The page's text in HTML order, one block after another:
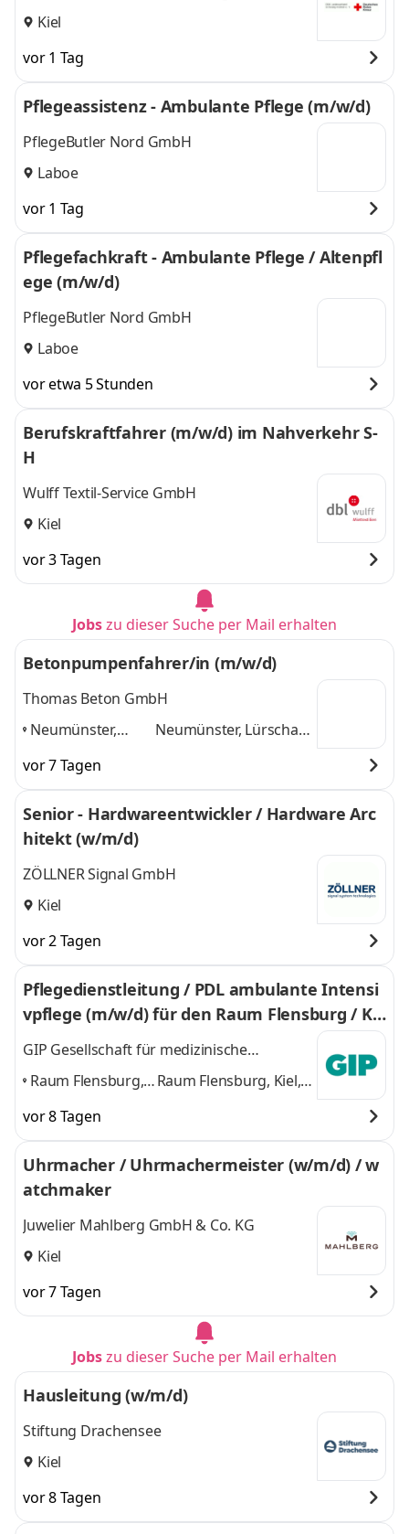
Kiel
vor 1 Tag
Pflegeassistenz - Ambulante Pflege (m/w/d)
PflegeButler Nord GmbH
Laboe
vor 1 Tag
Pflegefachkraft - Ambulante Pflege / Altenpfl
ege (m/w/d)
PflegeButler Nord GmbH
Laboe
vor etwa 5 Stunden
Berufskraftfahrer (m/w/d) im Nahverkehr S-
H
Wulff Textil-Service GmbH
Kiel
vor 3 Tagen
Jobszu dieser Suche per Mail erhalten
Betonpumpenfahrer/in (m/w/d)
Thomas Beton GmbH
Neumünster,
Buxtehude,
Nordholz,
Neumünster, Lürschau,
weitere
vor 7 Tagen
Senior - Hardwareentwickler / Hardware Arc
hitekt (w/m/d)
ZÖLLNER Signal GmbH
Kiel
vor 2 Tagen
Pflegedienstleitung / PDL ambulante Intensi
vpflege (m/w/d) für den Raum Flensburg / Kie
l / Neumünster/ Schleswig-Holstein
GIP Gesellschaft für medizinische
Intensivpflege mbH
Raum Flensburg,
Schleswig-
Holstein,
Raum Flensburg, Kiel,
1 weitere
vor 8 Tagen
Uhrmacher / Uhrmachermeister (w/m/d) / w
atchmaker
Juwelier Mahlberg GmbH & Co. KG
Kiel
vor 7 Tagen
Jobszu dieser Suche per Mail erhalten
Hausleitung (w/m/d)
Stiftung Drachensee
Kiel
vor 8 Tagen